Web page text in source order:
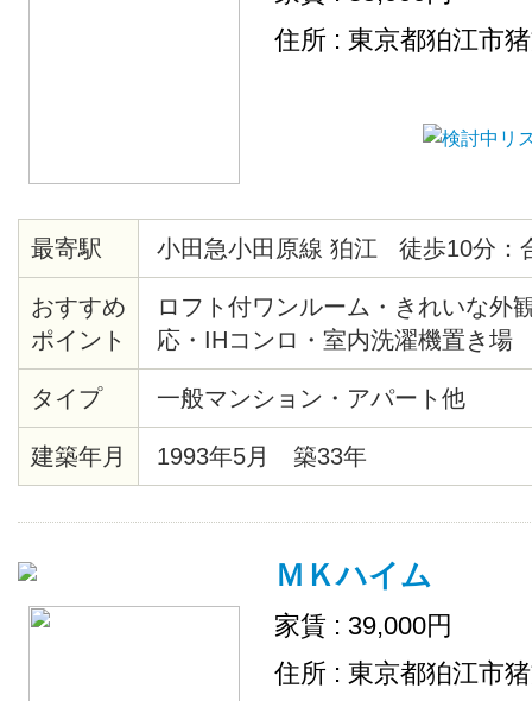
住所 : 東京都狛江市
最寄駅 小田急小田原線 狛江 徒歩10分：
おすすめ
ポイント
ロフト付ワンルーム・きれいな外
応・IHコンロ・室内洗濯機置き場
タイプ 一般マンション・アパート他
建築年月 1993年5月 築33年
ＭＫハイム
家賃 : 39,000円
住所 : 東京都狛江市